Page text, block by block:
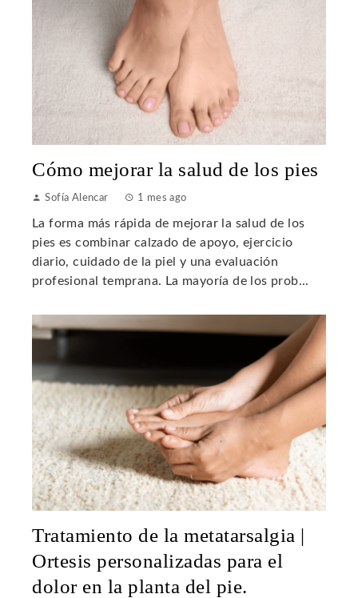
Cómo mejorar la salud de los pies
Sofía Alencar 1 mes ago
La forma más rápida de mejorar la salud de los
pies es combinar calzado de apoyo, ejercicio
diario, cuidado de la piel y una evaluación
profesional temprana. La mayoría de los prob...
Tratamiento de la metatarsalgia |
Ortesis personalizadas para el
dolor en la planta del pie.